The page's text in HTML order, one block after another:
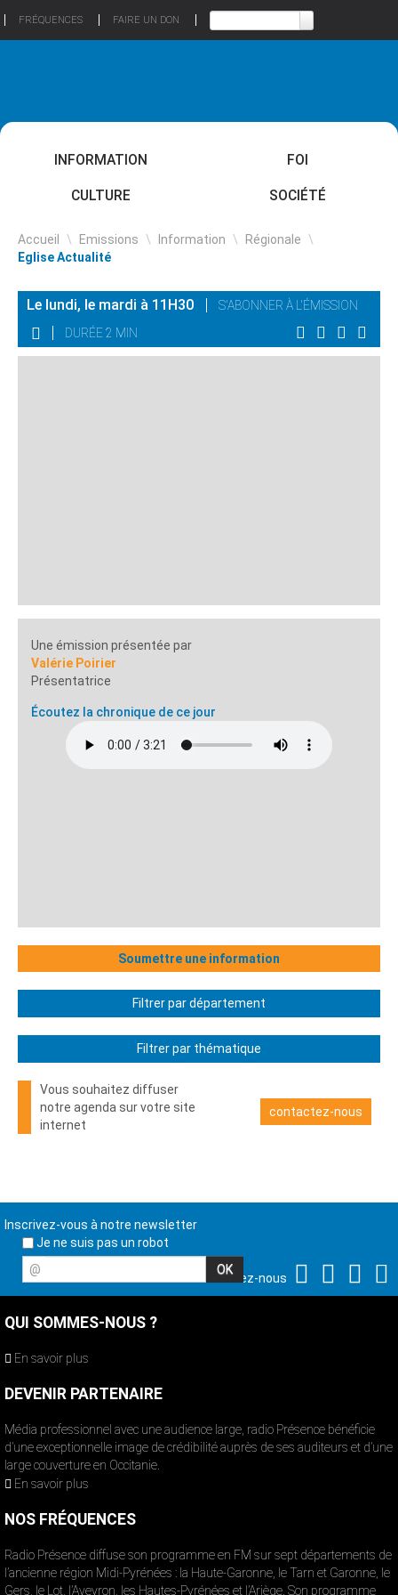
FRÉQUENCES FAIRE UN DON
INFORMATION FOI
CULTURE SOCIÉTÉ
Accueil \ Emissions \ Information \ Régionale \
Eglise Actualité
Le lundi, le mardi à 11H30
S'ABONNER À L'ÉMISSION
DURÉE 2 MIN
Une émission présentée par
Valérie Poirier
Présentatrice
Écoutez la chronique de ce jour
Soumettre une information
Filtrer par département
Filtrer par thématique
Vous souhaitez diffuser
notre agenda sur votre site
internet
contactez-nous
Inscrivez-vous à notre newsletter
Je ne suis pas un robot
@
Suivez-nous
QUI SOMMES-NOUS ?
En savoir plus
DEVENIR PARTENAIRE
Média professionnel avec une audience large, radio Présence bénéficie
d’une exceptionnelle image de crédibilité auprès de ses auditeurs et d’une
large couverture en Occitanie.
En savoir plus
NOS FRÉQUENCES
Radio Présence diffuse son programme en FM sur sept départements de
l’ancienne région Midi-Pyrénées : la Haute-Garonne, le Tarn et Garonne, le
Gers, le Lot, l’Aveyron, les Hautes-Pyrénées et l’Ariège. Son programme